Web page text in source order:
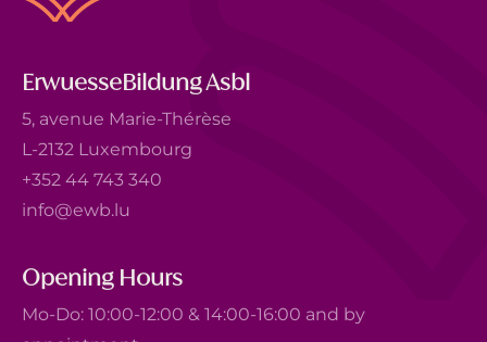
ErwuesseBildung Asbl
5, avenue Marie-Thérèse
L-2132 Luxembourg
+352 44 743 340
info@ewb.lu
Opening Hours
Mo-Do: 10:00-12:00 & 14:00-16:00 and by